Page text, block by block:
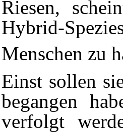
Riesen,
Hybrid-
Menschen zu
Einst sollen
begangen
verfolgt